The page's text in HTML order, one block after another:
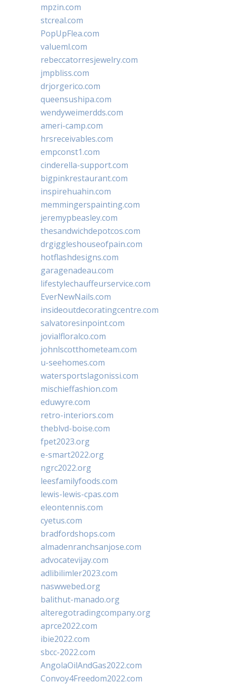
mpzin.com
stcreal.com
PopUpFlea.com
valueml.com
rebeccatorresjewelry.com
jmpbliss.com
drjorgerico.com
queensushipa.com
wendyweimerdds.com
ameri-camp.com
hrsreceivables.com
empconst1.com
cinderella-support.com
bigpinkrestaurant.com
inspirehuahin.com
memmingerspainting.com
jeremypbeasley.com
thesandwichdepotcos.com
drgiggleshouseofpain.com
hotflashdesigns.com
garagenadeau.com
lifestylechauffeurservice.com
EverNewNails.com
insideoutdecoratingcentre.com
salvatoresinpoint.com
jovialfloralco.com
johnlscotthometeam.com
u-seehomes.com
watersportslagonissi.com
mischieffashion.com
eduwyre.com
retro-interiors.com
theblvd-boise.com
fpet2023.org
e-smart2022.org
ngrc2022.org
leesfamilyfoods.com
lewis-lewis-cpas.com
eleontennis.com
cyetus.com
bradfordshops.com
almadenranchsanjose.com
advocatevijay.com
adlibilimler2023.com
naswwebed.org
balithut-manado.org
alteregotradingcompany.org
aprce2022.com
ibie2022.com
sbcc-2022.com
AngolaOilAndGas2022.com
Convoy4Freedom2022.com